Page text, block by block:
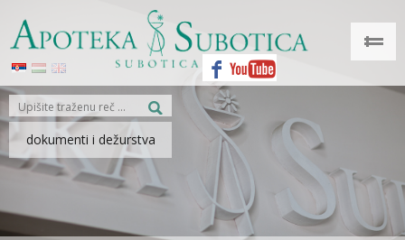
dokumenti i dežurstva